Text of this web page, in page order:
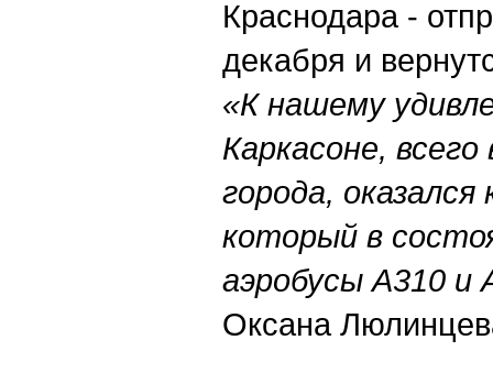
Краснодара -
декабря и
«К нашему
Каркасоне,
города,
который в
аэробусы А310 и
Оксана